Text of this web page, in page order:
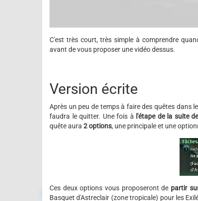
C'est très court, très simple à comprendre
avant de vous proposer une vidéo dessus.
Version écrite
Après un peu de temps à faire des quêtes dans
faudra le quitter. Une fois à l'étape de la suite
quête aura 2 options, une principale et une
Ces deux options vous proposeront de partir
Basquet d'Astreclair (zone tropicale) pour les